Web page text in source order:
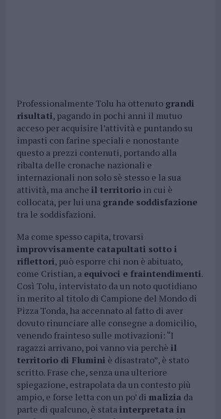
Professionalmente Tolu ha ottenuto grandi
risultati, pagando in pochi anni il mutuo
acceso per acquisire l’attività e puntando su
impasti con farine speciali e nonostante
questo a prezzi contenuti, portando alla
ribalta delle cronache nazionali e
internazionali non solo sè stesso e la sua
attività, ma anche il territorioin cui è
collocata, per lui una grande soddisfazione
tra le soddisfazioni.
Ma come spesso capita, trovarsi
improvvisamente catapultati sotto i
riflettori, può esporre chi non è abituato,
come Cristian, a equivoci e fraintendimenti.
Così Tolu, intervistato da un noto quotidiano
in merito al titolo di Campione del Mondo di
Pizza Tonda, ha accennato al fatto di aver
dovuto rinunciare alle consegne a domicilio,
venendo frainteso sulle motivazioni: “I
ragazzi arrivano, poi vanno via perchè il
territorio di Flumini è disastrato”, è stato
scritto. Frase che, senza una ulteriore
spiegazione, estrapolata da un contesto più
ampio, e forse letta con un po’ di malizia da
parte di qualcuno, è statainterpretata in